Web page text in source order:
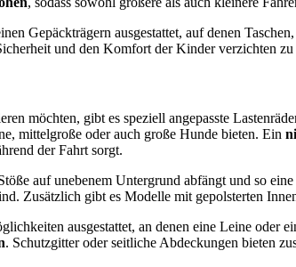
Gepäckträgern ausgestattet, auf denen
und den Komfort der Kinder verzichten zu
möchten, gibt es speziell angepasste
mittelgroße oder auch große Hunde bieten. Ein
der Fahrt sorgt.
auf unebenem Untergrund abfängt und so
Zusätzlich gibt es Modelle mit gepolsterten
ausgestattet, an denen eine Leine oder
. Schutzgitter oder seitliche Abdeckungen bieten